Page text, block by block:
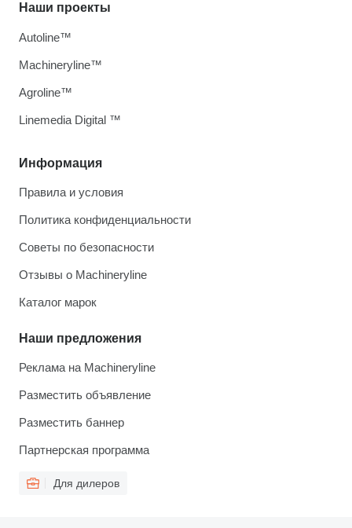
Информация
Правила и условия
Политика конфиденциальности
Советы по безопасности
Отзывы о Machineryline
Каталог марок
Наши предложения
Реклама на Machineryline
Разместить объявление
Разместить баннер
Партнерская программа
Для дилеров
Наши проекты
Autoline™
Machineryline™
Agroline™
Linemedia Digital ™